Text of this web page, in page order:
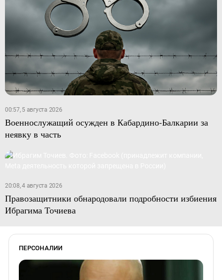
00:57, 5 августа 2026
Военнослужащий осужден в Кабардино-Балкарии за
неявку в часть
20:08, 4 августа 2026
Правозащитники обнародовали подробности избиения
Ибрагима Точиева
ПЕРСОНАЛИИ